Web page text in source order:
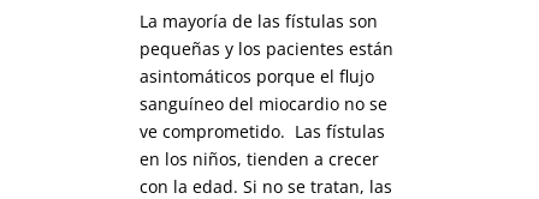
La mayoría de las fístulas son
pequeñas y los pacientes están
asintomáticos porque el flujo
sanguíneo del miocardio no se
ve comprometido. Las fístulas
en los niños, tienden a crecer
con la edad. Si no se tratan, las